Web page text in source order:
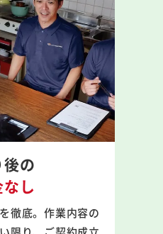
の
し
徹底。作業内容の